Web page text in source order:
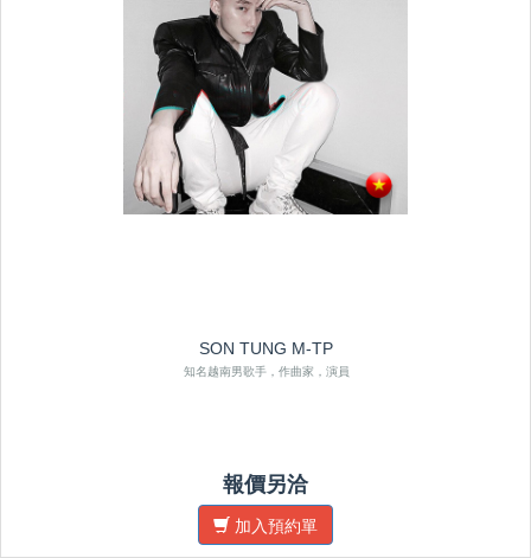
SON TUNG M-TP
知名越南男歌手，作曲家，演員
報價另洽
加入預約單